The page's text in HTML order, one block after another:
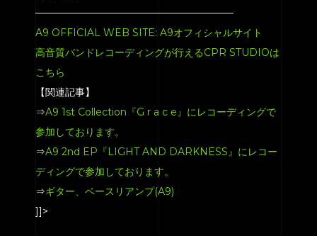
————————————————————
A9 OFFICIAL WEB SITE: A9オフィシャルサイト
高音質バンドレコーディングが行えるCPR STUDIOは
こちら
【関連記事】
⇒A9 1st Collection『G r a c e』にレコーディングで
参加しております。
⇒A9 2nd EP『LIGHT AND DARKNESS』にレコー
ディングで参加しております。
⇒ギター、ベースリアンプ(A9)
]]>